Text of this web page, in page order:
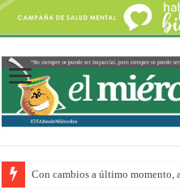
Con cambios a último momento,
Adopción en Entre Ríos: el 35%